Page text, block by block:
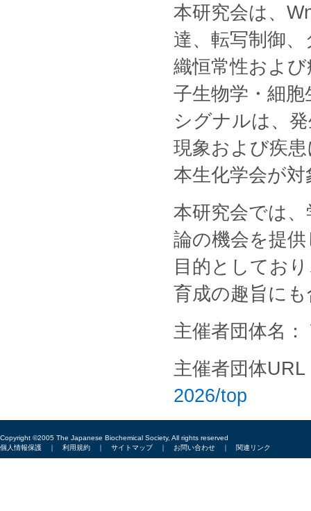
本研究会は、
達、転写制御
織恒常性およ
子生物学・細
シグナルは、
現象および疾
本生化学会が
本研究会では
論の機会を提
目的としてお
育成の趣旨に
主催者団体名
主催者団体URL
2026/top
Copyright ©2005 The Japanese Biochemical Society, All rights reserved
個人情報保護 ｜ 利用規約 ｜ サイトマップ｜ お問い合わせ ｜ 関連リンク